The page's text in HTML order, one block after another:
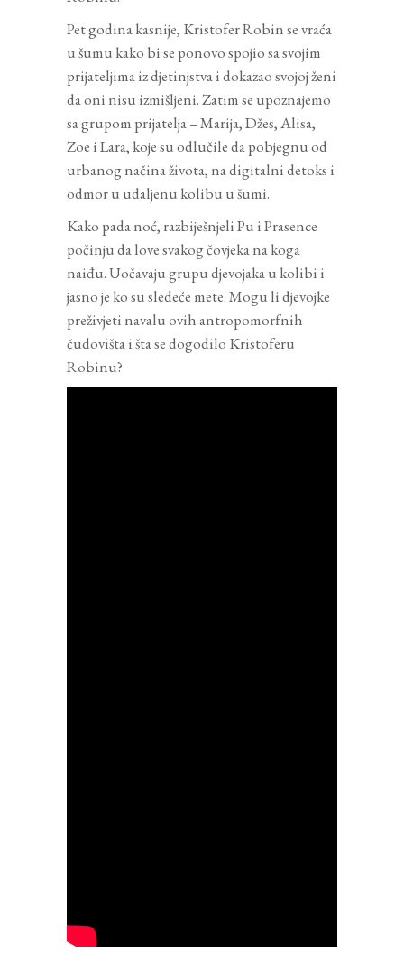
Pet godina kasnije, Kristofer Robin se vraća
u šumu kako bi se ponovo spojio sa svojim
prijateljima iz djetinjstva i dokazao svojoj ženi
da oni nisu izmišljeni. Zatim se upoznajemo
sa grupom prijatelja – Marija, Džes, Alisa,
Zoe i Lara, koje su odlučile da pobjegnu od
urbanog načina života, na digitalni detoks i
odmor u udaljenu kolibu u šumi.
Kako pada noć, razbiješnjeli Pu i Prasence
počinju da love svakog čovjeka na koga
naiđu. Uočavaju grupu djevojaka u kolibi i
jasno je ko su sledeće mete. Mogu li djevojke
preživjeti navalu ovih antropomorfnih
čudovišta i šta se dogodilo Kristoferu
Robinu?